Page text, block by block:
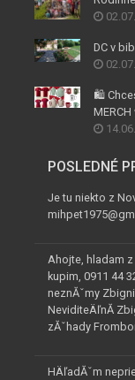
DC v
🛍️
POSLEDNÉ
Je tu niekto z
Ahojte, hladam z
kupim, 0911 44
neznĂˇmy
NeviditeÄľnĂ­
zĂˇhady
HÄľadĂˇm